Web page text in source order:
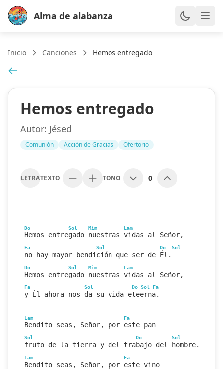
Alma de alabanza
Inicio Canciones Hemos entregado
Hemos entregado
Autor: Jésed
Comunión Acción de Gracias Ofertorio
LETRATEXTO TONO 0
Do Sol Mim Lam
Hemos entregado nuestras vidas al Señor,
Fa Sol Do Sol
no hay mayor bendición que ser de Él.
Do Sol Mim Lam
Hemos entregado nuestras vidas al Señor,
Fa Sol Do Sol Fa
y Él ahora nos da su vida eteerna.
Lam Fa
Bendito seas, Señor, por este pan
Sol Do Sol
fruto de la tierra y del trabajo del hombre.
Lam Fa
Bendito seas, Señor, por este vino